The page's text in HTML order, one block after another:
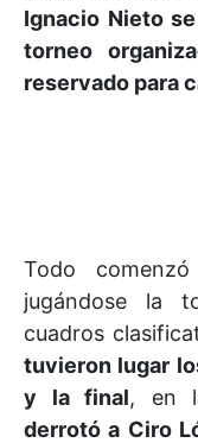
Ignacio Nieto
torneo
reservado para
Todo
jugándose la
cuadros
tuvieron lugar
y la final, en
derrotó a Ciro